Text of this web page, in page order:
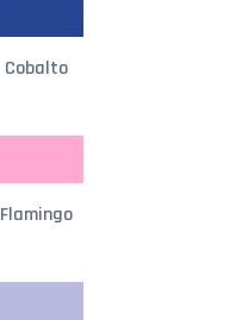
Cobalto
Flamingo